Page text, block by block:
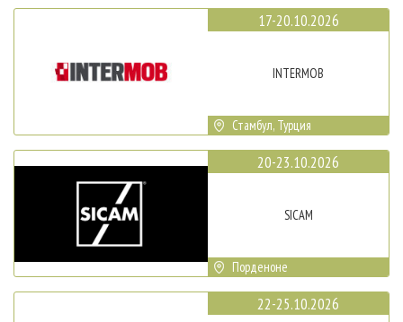
17-20.10.2026
INTERMOB
Стамбул, Турция
20-23.10.2026
SICAM
Порденоне
22-25.10.2026